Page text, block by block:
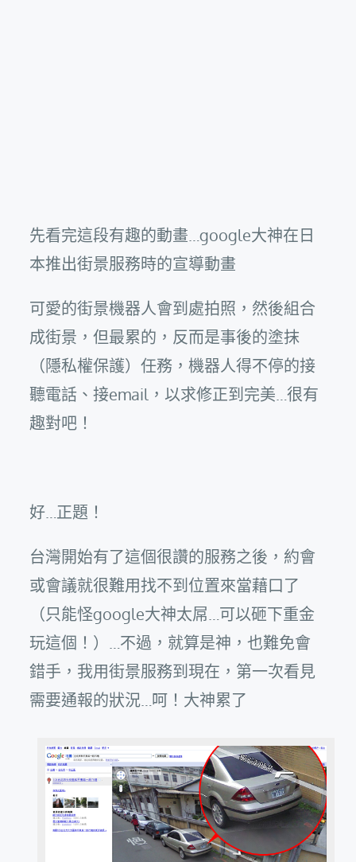
先看完這段有趣的動畫…google大神在日
本推出街景服務時的宣導動畫
可愛的街景機器人會到處拍照，然後組合
成街景，但最累的，反而是事後的塗抹
（隱私權保護）任務，機器人得不停的接
聽電話、接email，以求修正到完美…很有
趣對吧！
好…正題！
台灣開始有了這個很讚的服務之後，約會
或會議就很難用找不到位置來當藉口了
（只能怪google大神太屌…可以砸下重金
玩這個！）…不過，就算是神，也難免會
錯手，我用街景服務到現在，第一次看見
需要通報的狀況…呵！大神累了